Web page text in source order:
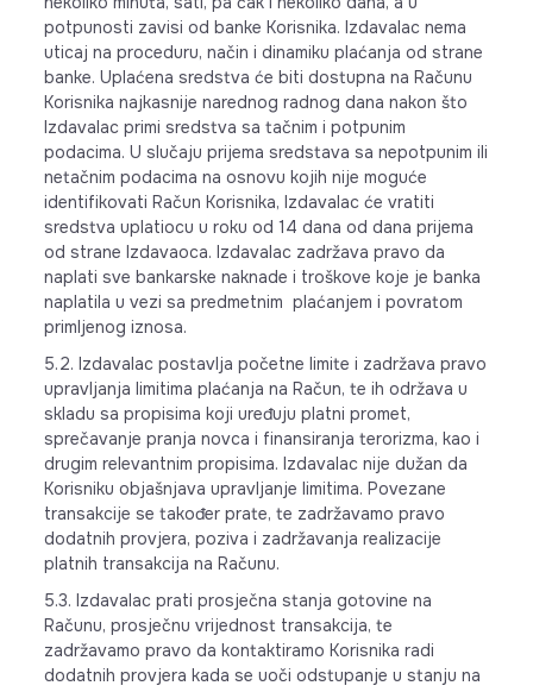
potpunosti zavisi od banke Korisnika. Izdavalac nema
uticaj na proceduru, način i dinamiku plaćanja od strane
banke. Uplaćena sredstva će biti dostupna na Računu
Korisnika najkasnije narednog radnog dana nakon što
Izdavalac primi sredstva sa tačnim i potpunim
podacima. U slučaju prijema sredstava sa nepotpunim ili
netačnim podacima na osnovu kojih nije moguće
identifikovati Račun Korisnika, Izdavalac će vratiti
sredstva uplatiocu u roku od 14 dana od dana prijema
od strane Izdavaoca. Izdavalac zadržava pravo da
naplati sve bankarske naknade i troškove koje je banka
naplatila u vezi sa predmetnim plaćanjem i povratom
primljenog iznosa.
5.2. Izdavalac postavlja početne limite i zadržava pravo
upravljanja limitima plaćanja na Račun, te ih održava u
skladu sa propisima koji uređuju platni promet,
sprečavanje pranja novca i finansiranja terorizma, kao i
drugim relevantnim propisima. Izdavalac nije dužan da
Korisniku objašnjava upravljanje limitima. Povezane
transakcije se također prate, te zadržavamo pravo
dodatnih provjera, poziva i zadržavanja realizacije
platnih transakcija na Računu.
5.3. Izdavalac prati prosječna stanja gotovine na
Računu, prosječnu vrijednost transakcija, te
zadržavamo pravo da kontaktiramo Korisnika radi
dodatnih provjera kada se uoči odstupanje u stanju na